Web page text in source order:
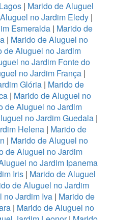
| Marido de Aluguel
no Jardim Eledy|
Esmeralda | Marido de
| Marido de Aluguel no
de Aluguel no Jardim
no Jardim Fonte do
no Jardim França|
Glória | Marido de
| Marido de Aluguel no
de Aluguel no Jardim
no Jardim Guedala|
Helena| Marido de
| Marido de Aluguel no
de Aluguel no Jardim
no Jardim Ipanema
Iris| Marido de Aluguel
de Aluguel no Jardim
no Jardim Iva | Marido de
| Marido de Aluguel no